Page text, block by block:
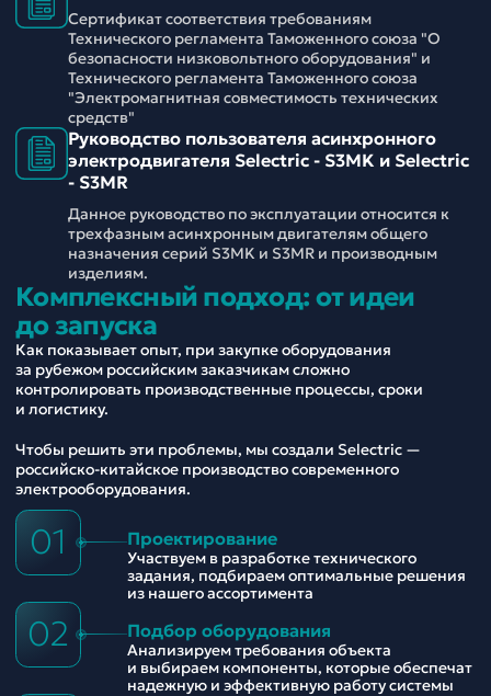
Сертификат соответствия требованиям
Технического регламента Таможенного союза "О
безопасности низковольтного оборудования" и
Технического регламента Таможенного союза
"Электромагнитная совместимость технических
средств"
Руководство пользователя асинхронного
электродвигателя Selectric - S3MK и Selectric
- S3MR
Данное руководство по эксплуатации относится к
трехфазным асинхронным двигателям общего
назначения серий S3MK и S3MR и производным
изделиям.
Комплексный подход: от идеи
до запуска
Как показывает опыт, при закупке оборудования
за рубежом российским заказчикам сложно
контролировать производственные процессы, сроки
и логистику.
Чтобы решить эти проблемы, мы создали Selectric —
российско-китайское производство современного
электрооборудования.
01 Проектирование
Участвуем в разработке технического
задания, подбираем оптимальные решения
из нашего ассортимента
02 Подбор оборудования
Анализируем требования объекта
и выбираем компоненты, которые обеспечат
надежную и эффективную работу системы